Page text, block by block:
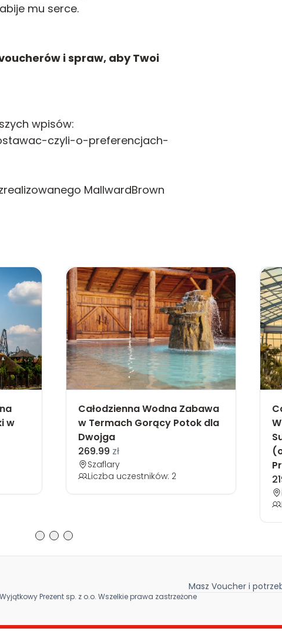
mu serce.
i spraw, aby Twoi
wpisów:
czyli-o-preferencjach-
MallwardBrown
w
Całodzienna Wodna Zabawa
w Termach Gorący Potok dla
Dwojga
269.99 zł
Szaflary
Liczba uczestników: 2
Masz Voucher i
Prezent sp. z o.o. Wszelkie prawa zastrzeżone